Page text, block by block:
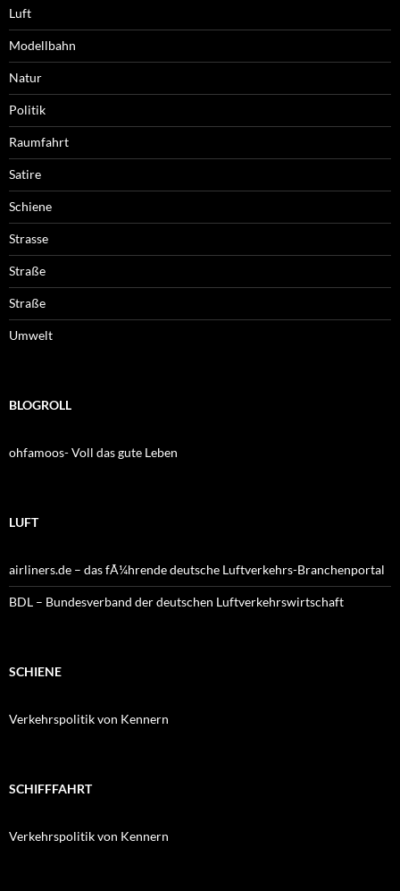
Luft
Modellbahn
Natur
Politik
Raumfahrt
Satire
Schiene
Strasse
Straße
Straße
Umwelt
BLOGROLL
ohfamoos- Voll das gute Leben
LUFT
airliners.de – das fÃ¼hrende deutsche Luftverkehrs-Branchenportal
BDL – Bundesverband der deutschen Luftverkehrswirtschaft
SCHIENE
Verkehrspolitik von Kennern
SCHIFFFAHRT
Verkehrspolitik von Kennern